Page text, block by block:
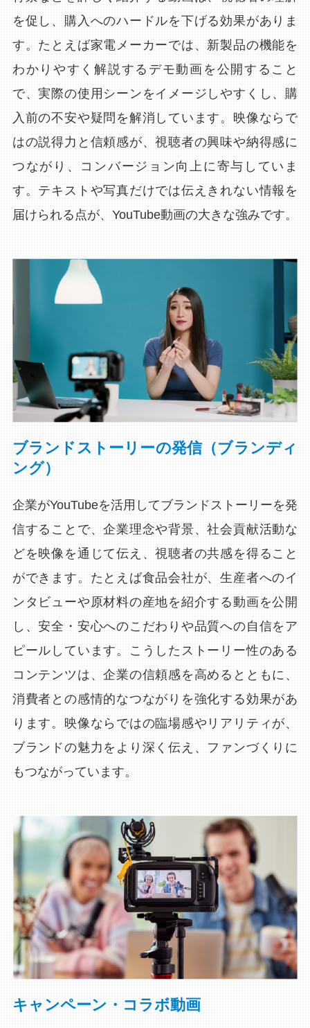
を促し、購入へのハードルを下げる効果がありま
す。たとえば家電メーカーでは、新製品の機能を
わかりやすく解説するデモ動画を公開すること
で、実際の使用シーンをイメージしやすくし、購
入前の不安や疑問を解消しています。映像ならで
はの説得力と信頼感が、視聴者の興味や納得感に
つながり、コンバージョン向上に寄与していま
す。テキストや写真だけでは伝えきれない情報を
届けられる点が、YouTube動画の大きな強みです。
ブランドストーリーの発信（ブランディ
ング）
企業がYouTubeを活用してブランドストーリーを発
信することで、企業理念や背景、社会貢献活動な
どを映像を通じて伝え、視聴者の共感を得ること
ができます。たとえば食品会社が、生産者へのイ
ンタビューや原材料の産地を紹介する動画を公開
し、安全・安心へのこだわりや品質への自信をア
ピールしています。こうしたストーリー性のある
コンテンツは、企業の信頼感を高めるとともに、
消費者との感情的なつながりを強化する効果があ
ります。映像ならではの臨場感やリアリティが、
ブランドの魅力をより深く伝え、ファンづくりに
もつながっています。
キャンペーン・コラボ動画